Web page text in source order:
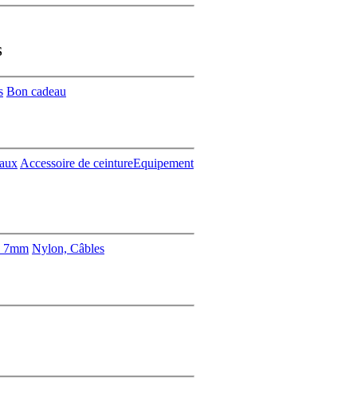
Bon cadeau
Accessoire de ceintureEquipement
7mm Nylon, Câbles